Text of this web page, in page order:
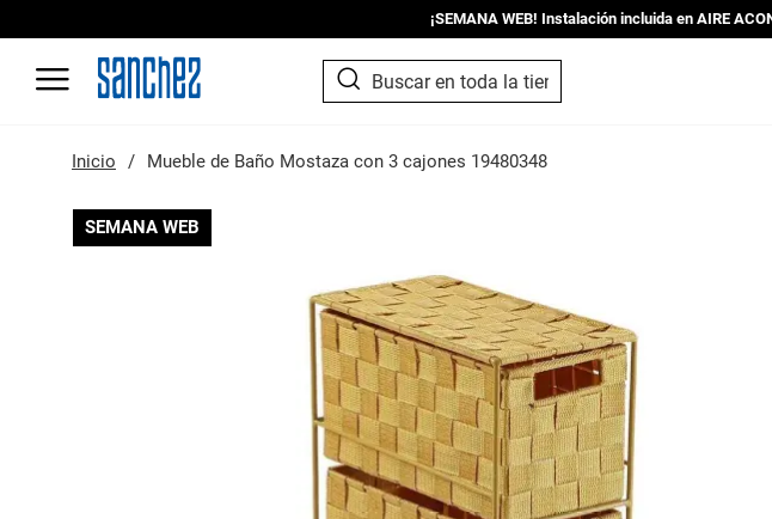
¡SEMANA WEB! Instalación incluida en AIRE
Search
SEARCH
Inicio Mueble de Baño Mostaza con 3 cajones 19480348
SEMANA WEB
Saltar
al